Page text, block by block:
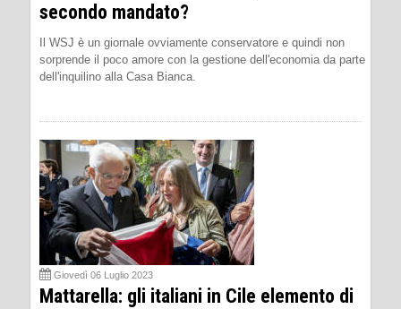
secondo mandato?
Il WSJ è un giornale ovviamente conservatore e quindi non
sorprende il poco amore con la gestione dell'economia da parte
dell'inquilino alla Casa Bianca.
Giovedì 06 Luglio 2023
Mattarella: gli italiani in Cile elemento di